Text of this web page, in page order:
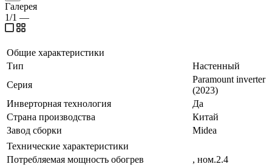
Галерея
1/1 —
Общие характеристики
Тип
Настенный
Серия
Paramount inverter
(2023)
Инверторная технология
Да
Страна производства
Китай
Завод сборки
Midea
Технические характеристики
Потребляемая мощность обогрев
, ном.2.4